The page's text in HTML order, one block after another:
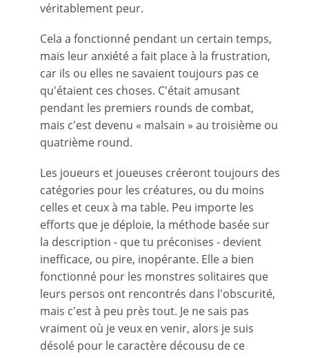
véritablement peur.
Cela a fonctionné pendant un certain temps,
mais leur anxiété a fait place à la frustration,
car ils ou elles ne savaient toujours pas ce
qu'étaient ces choses. C'était amusant
pendant les premiers rounds de combat,
mais c'est devenu « malsain » au troisième ou
quatrième round.
Les joueurs et joueuses créeront toujours des
catégories pour les créatures, ou du moins
celles et ceux à ma table. Peu importe les
efforts que je déploie, la méthode basée sur
la description - que tu préconises - devient
inefficace, ou pire, inopérante. Elle a bien
fonctionné pour les monstres solitaires que
leurs persos ont rencontrés dans l'obscurité,
mais c'est à peu près tout. Je ne sais pas
vraiment où je veux en venir, alors je suis
désolé pour le caractère décousu de ce